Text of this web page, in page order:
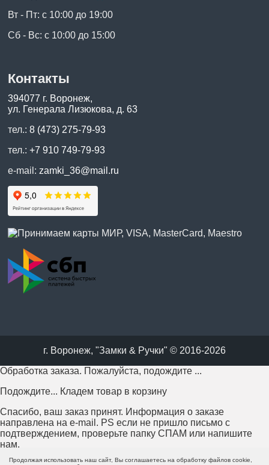
Вт - Пт: с 10:00 до 19:00
Сб - Вс: с 10:00 до 15:00
Контакты
394077 г. Воронеж,
ул. Генерала Лизюкова, д. 63
тел.:8 (473) 275-79-93
тел.:+7 910 749-79-93
e-mail: zamki_36@mail.ru
г. Воронеж, "Замки & Ручки" © 2016-2026
Продолжая использовать наш сайт, Вы соглашаетесь на обработку файлов cookie,
Обработка заказа. Пожалуйста, подождите ...
Подождите... Кладем товар в корзину
Спасибо, ваш заказ принят. Информация о заказе
направлена на e-mail. PS если не пришло письмо с
подтверждением, проверьте папку СПАМ или напишите
нам.